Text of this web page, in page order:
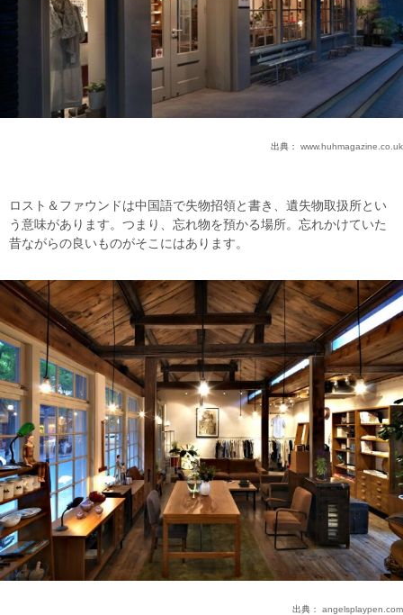
出典： www.huhmagazine.co.uk
ロスト＆ファウンドは中国語で失物招領と書き、遺失物取扱所とい
う意味があります。つまり、忘れ物を預かる場所。忘れかけていた
昔ながらの良いものがそこにはあります。
出典： angelsplaypen.com